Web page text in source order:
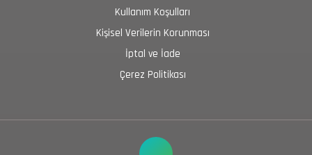
Kullanım Koşulları
Kişisel Verilerin Korunması
İptal ve İade
Çerez Politikası